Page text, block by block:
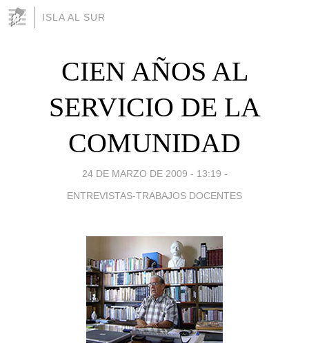
ISLA AL SUR
CIEN AÑOS AL
SERVICIO DE LA
COMUNIDAD
24 DE MARZO DE 2009 - 13:19 -
ENTREVISTAS-TRABAJOS DOCENTES